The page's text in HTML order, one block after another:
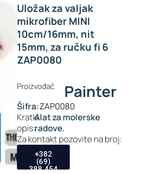
Uložak za valjak
mikrofiber MINI
10cm/16mm, nit
15mm, za ručku fi 6
ZAP0080
Proizvođač Painter
Šifra:ZAP0080
Kratki
opis:
Alat za molerske
radove.
Za kontakt pozovite na broj:
+382
(69)
388 454